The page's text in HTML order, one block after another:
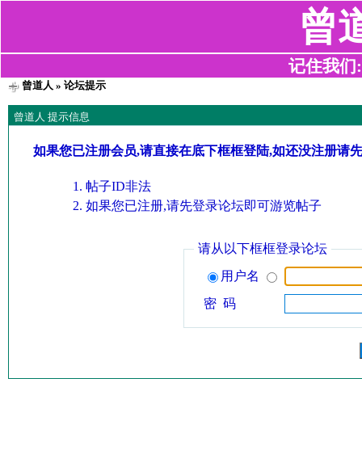
曾
记住我们
曾道人 » 论坛提示
曾道人 提示信息
如果您已注册会员,请直接在底下框框登陆,如还没注册请
帖子ID非法
如果您已注册,请先登录论坛即可游览帖子
请从以下框框登录论坛
用户名
密 码